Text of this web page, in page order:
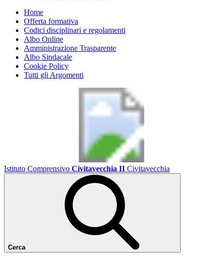
Home
Offerta formativa
Codici disciplinari e regolamenti
Albo Online
Amministrazione Trasparente
Albo Sindacale
Cookie Policy
Tutti gli Argomenti
Istituto Comprensivo Civitavecchia II Civitavecchia
Cerca